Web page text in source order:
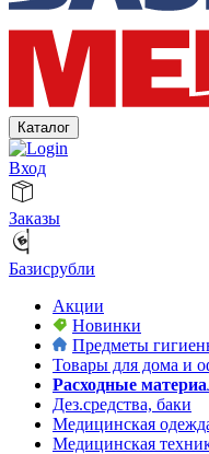
Каталог
Вход
Заказы
Базисрубли
Акции
Новинки
Предметы
Товары для дома и
Расходные
Дез.средства, баки
Медицинская
Медицинская